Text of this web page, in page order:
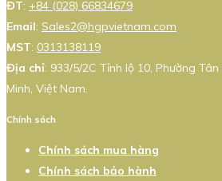
ĐT: +84 (028) 66834679
Email: Sales2@hgpvietnam.com
MST: 0313138119
Địa chỉ: 933/5/2C Tỉnh lộ 10, Phường
Minh, Việt Nam.
Chính sách
Chính sách mua hàng
Chính sách bảo hành